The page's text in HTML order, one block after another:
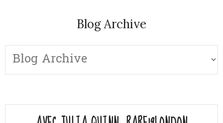
Blog Archive